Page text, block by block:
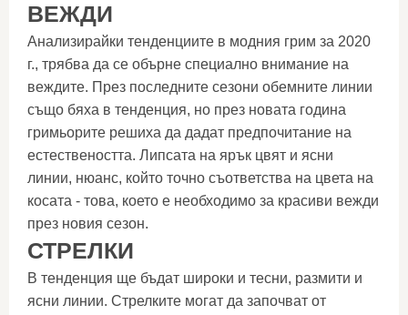
ВЕЖДИ
Анализирайки тенденциите в модния грим за 2020
г., трябва да се обърне специално внимание на
веждите. През последните сезони обемните линии
също бяха в тенденция, но през новата година
гримьорите решиха да дадат предпочитание на
естествеността. Липсата на ярък цвят и ясни
линии, нюанс, който точно съответства на цвета на
косата - това, което е необходимо за красиви вежди
през новия сезон.
СТРЕЛКИ
В тенденция ще бъдат широки и тесни, размити и
ясни линии. Стрелките могат да започват от